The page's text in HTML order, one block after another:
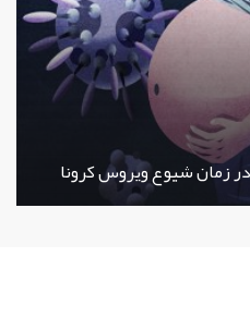
زمان شیوع ویروس کرونا